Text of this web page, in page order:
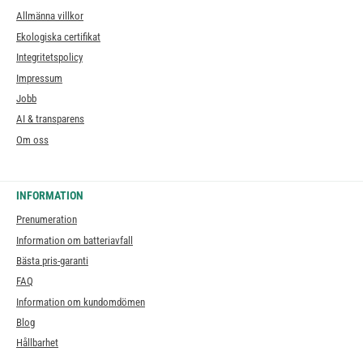
Allmänna villkor
Ekologiska certifikat
Integritetspolicy
Impressum
Jobb
AI & transparens
Om oss
INFORMATION
Prenumeration
Information om batteriavfall
Bästa pris-garanti
FAQ
Information om kundomdömen
Blog
Hållbarhet